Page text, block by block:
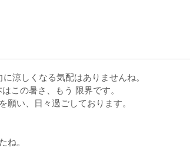
涼しくなる気配はありませんね。
この暑さ、もう 限界です。
い、日々過ごしております。
ね。